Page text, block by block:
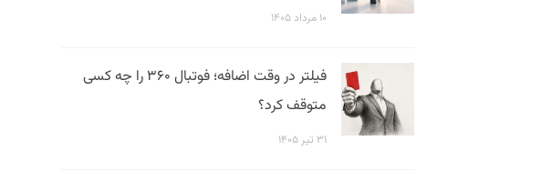
۱۰ مرداد ۱۴۰۵
فیلتر در وقت اضافه؛ فوتبال ۳۶۰ را چه کسی
متوقف کرد؟
۳۱ تیر ۱۴۰۵